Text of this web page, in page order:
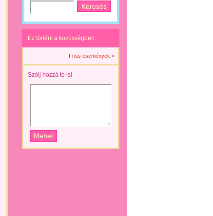
Ez történt a közösségben:
Friss események »
Szólj hozzá te is!